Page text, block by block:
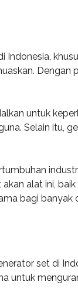
untuk
Selain itu,
alat ini,
bagi banyak
set di
untuk